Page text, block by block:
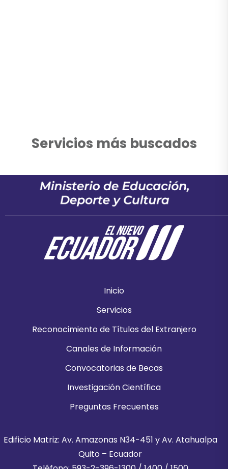
Servicios más buscados
Inicio
Servicios
Reconocimiento de Títulos del Extranjero
Canales de Información
Convocatorias de Becas
Investigación Científica
Preguntas Frecuentes
Edificio Matriz: Av. Amazonas N34-451 y Av. Atahualpa
Quito – Ecuador